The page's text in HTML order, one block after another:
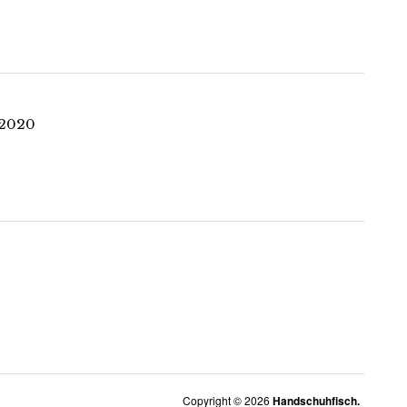
Copyright © 2026 Handschuhfisch.